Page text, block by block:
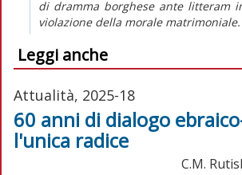
di dramma borghese ante litteram
violazione della morale matrimoniale.
Leggi anche
Attualità, 2025-18
60 anni di dialogo
l'unica radice
C.M.